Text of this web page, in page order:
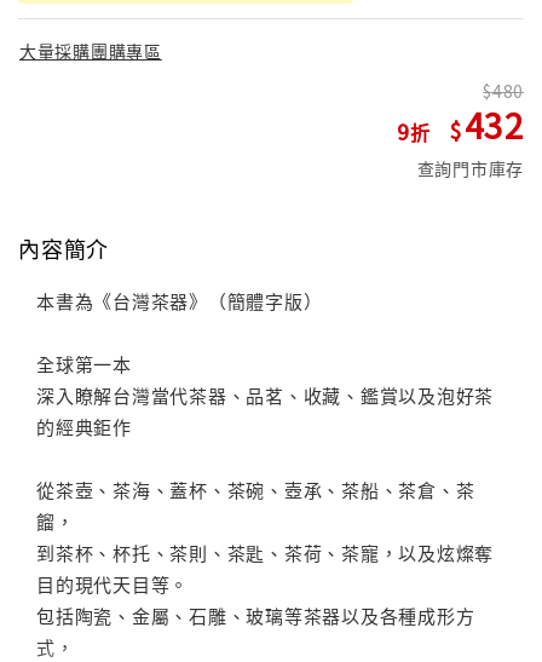
大量採購團購專區
9
480
432
查詢門市庫存
內容簡介
本書為《台灣茶器》（簡體字版）
全球第一本
深入瞭解台灣當代茶器、品茗、收藏、鑑賞以及泡好茶
的經典鉅作
從茶壺、茶海、蓋杯、茶碗、壺承、茶船、茶倉、茶
餾，
到茶杯、杯托、茶則、茶匙、茶荷、茶寵，以及炫燦奪
目的現代天目等。
包括陶瓷、金屬、石雕、玻璃等茶器以及各種成形方
式，